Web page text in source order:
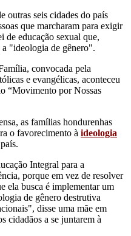
outras seis cidades do país
que marcharam para exigir
de educação sexual que,
a "ideologia de gênero".
convocada pela
e evangélicas, aconteceu
“Movimento por Nossas
as famílias hondurenhas
o favorecimento à ideologia
Integral para a
porque em vez de resolver
ela busca é implementar um
de gênero destrutiva
disse uma mãe em
cidadãos a se juntarem à